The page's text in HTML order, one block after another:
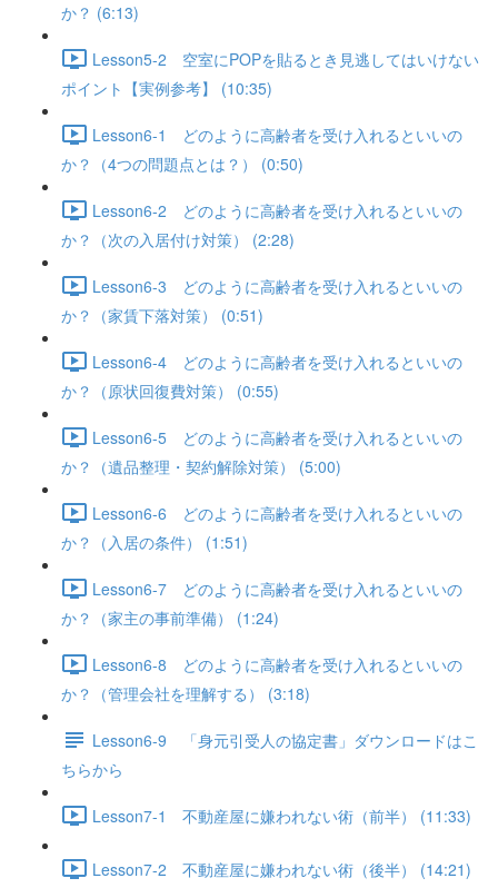
か？ (6:13)
Lesson5-2 空室にPOPを貼るとき見逃してはいけない
ポイント【実例参考】 (10:35)
Lesson6-1 どのように高齢者を受け入れるといいの
か？（4つの問題点とは？） (0:50)
Lesson6-2 どのように高齢者を受け入れるといいの
か？（次の入居付け対策） (2:28)
Lesson6-3 どのように高齢者を受け入れるといいの
か？（家賃下落対策） (0:51)
Lesson6-4 どのように高齢者を受け入れるといいの
か？（原状回復費対策） (0:55)
Lesson6-5 どのように高齢者を受け入れるといいの
か？（遺品整理・契約解除対策） (5:00)
Lesson6-6 どのように高齢者を受け入れるといいの
か？（入居の条件） (1:51)
Lesson6-7 どのように高齢者を受け入れるといいの
か？（家主の事前準備） (1:24)
Lesson6-8 どのように高齢者を受け入れるといいの
か？（管理会社を理解する） (3:18)
Lesson6-9 「身元引受人の協定書」ダウンロードはこ
ちらから
Lesson7-1 不動産屋に嫌われない術（前半） (11:33)
Lesson7-2 不動産屋に嫌われない術（後半） (14:21)